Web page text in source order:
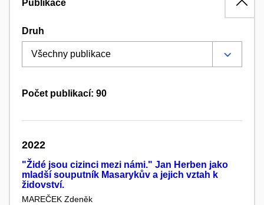
Publikace
Druh
Počet publikací: 90
2022
"Židé jsou cizinci mezi námi." Jan Herben jako
mladší souputník Masarykův a jejich vztah k
židovství.
MAREČEK Zdeněk